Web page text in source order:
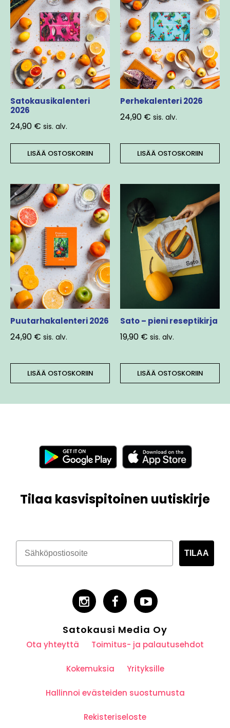
Satokausikalenteri
2026
24,90 € sis. alv.
LISÄÄ OSTOSKORIIN
Perhekalenteri 2026
24,90 € sis. alv.
LISÄÄ OSTOSKORIIN
Puutarhakalenteri 2026
24,90 € sis. alv.
LISÄÄ OSTOSKORIIN
Sato – pieni reseptikirja
19,90 € sis. alv.
LISÄÄ OSTOSKORIIN
Tilaa kasvispitoinen uutiskirje
TILAA
Satokausi Media Oy
Ota yhteyttä Toimitus- ja palautusehdot
Kokemuksia Yrityksille
Hallinnoi evästeiden suostumusta
Rekisteriseloste